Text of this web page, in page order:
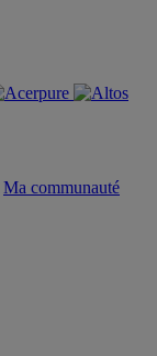
Ma communauté